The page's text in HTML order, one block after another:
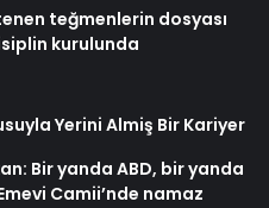
teğmenlerin dosyası
kurulunda
Yerini Almiş Bir Kariyer
Bir yanda ABD, bir yanda
Camii’nde namaz